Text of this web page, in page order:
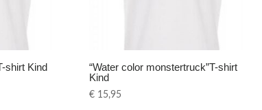
shirt Kind
“Water color monstertruck”T-shirt
Kind
€ 15,95